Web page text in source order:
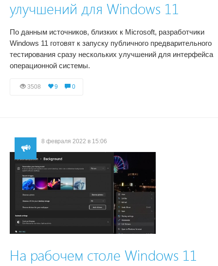
улучшений для Windows 11
По данным источников, близких к Microsoft, разработчики
Windows 11 готовят к запуску публичного предварительного
тестирования сразу нескольких улучшений для интерфейса
операционной системы.
3508 9 0
8 февраля 2022 в 15:06
На рабочем столе Windows 11